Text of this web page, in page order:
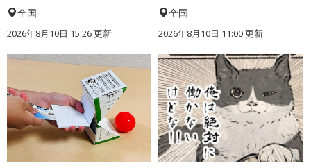
全国
2026年8月10日 15:26更新
全国
2026年8月10日 11:00更新